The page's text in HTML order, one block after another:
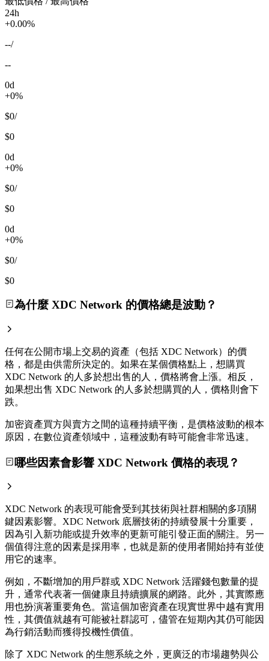
24h
+0.00%
--/
--
0d
+0%
$0/
$0
0d
+0%
$0/
$0
0d
+0%
$0/
$0
為什麼 XDC Network 的價格總是波動？
任何在公開市場上交易的資產（包括 XDC Network）的價
格，都是由供需所決定的。如果在某個價格點上，想購買
XDC Network 的人多於想出售的人，價格將會上漲。相反，
如果想出售 XDC Network 的人多於想購買的人，價格則會下
跌。
加密資產買方與賣方之間的這種持續平衡，是價格波動的根本
原因，在數位資產領域中，這種波動有時可能會非常迅速。
哪些因素會影響 XDC Network 價格的表現？
XDC Network 的表現可能會受到其技術與社群相關的多項關
鍵因素影響。XDC Network 底層技術的持續發展十分重要，
因為引入新功能或提升效率的更新可能引發正面的關注。另一
個值得注意的因素是採用率，也就是新的使用者開始持有並使
用它的速率。
例如，不斷增加的用戶群或 XDC Network 活躍錢包數量的提
升，通常代表著一個健康且持續擴展的網路。此外，其實際應
用也扮演著重要角色。當這個加密資產在現實世界中越有實用
性，其價值就越有可能被社群認可，儘管在短期內其仍可能因
為行銷活動而獲得投機性價值。
除了 XDC Network 的生態系統之外，更廣泛的市場趨勢與公